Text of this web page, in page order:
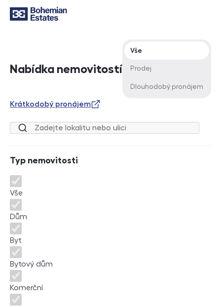
Nabídka nemovitostí
Typ nabídky
Vše
Prodej
Dlouhodobý pronájem
Krátkodobý pronájem
Lokalita nebo ulice
Typ nemovitosti
Typ nemovitosti
Vše
Dům
Byt
Bytový dům
Komerční